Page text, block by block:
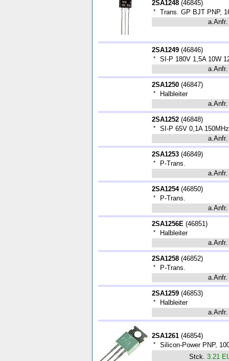
2SA1248 (46845)
*
Trans. GP BJT PNP,
a.Anfr.
2SA1249 (46846)
*
SI-P 180V 1,5A 10W
a.Anfr.
2SA1250 (46847)
*
Halbleiter
a.Anfr.
2SA1252 (46848)
*
SI-P 65V 0,1A
a.Anfr.
2SA1253 (46849)
*
P-Trans.
a.Anfr.
2SA1254(46850)
*
P-Trans.
a.Anfr.
2SA1256E (46851)
*
Halbleiter
a.Anfr.
2SA1258 (46852)
*
P-Trans.
a.Anfr.
2SA1259 (46853)
*
Halbleiter
a.Anfr.
2SA1261 (46854)
*
Silicon-Power PNP,
Stck. 3.21